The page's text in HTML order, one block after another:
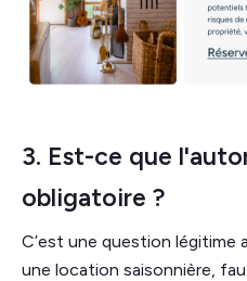
3. Est-ce que
obligatoire ?
C’est une question légitime
une location saisonnière,